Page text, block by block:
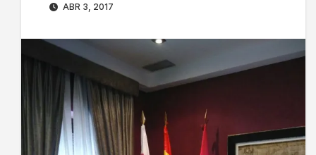
ABR 3, 2017